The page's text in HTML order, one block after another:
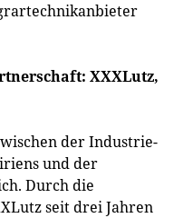
XXXLutz,
der Industrie-
und der
Durch die
seit drei Jahren